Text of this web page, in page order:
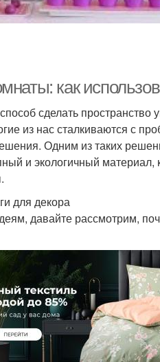
как
сделать
из нас сталкиваются с
Одним из таких
и экологичный
для декора
давайте рассмотрим,